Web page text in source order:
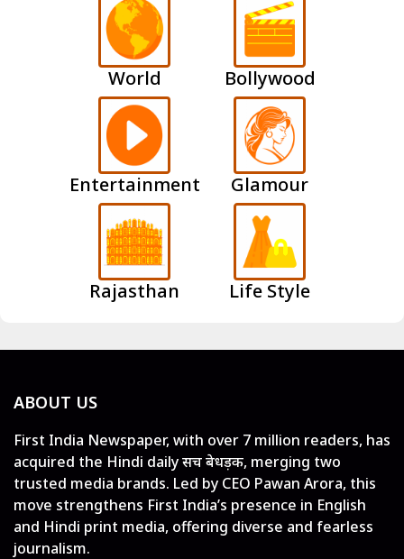
World Bollywood
Entertainment Glamour
Rajasthan Life Style
ABOUT US
First India Newspaper, with over 7 million readers, has
acquired the Hindi daily सच बेधड़क, merging two
trusted media brands. Led by CEO Pawan Arora, this
move strengthens First India’s presence in English
and Hindi print media, offering diverse and fearless
journalism.